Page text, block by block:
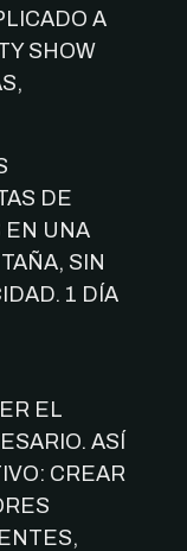
A
SHOW
DE
EN UNA
SIN
1 DÍA
EL
ASÍ
CREAR